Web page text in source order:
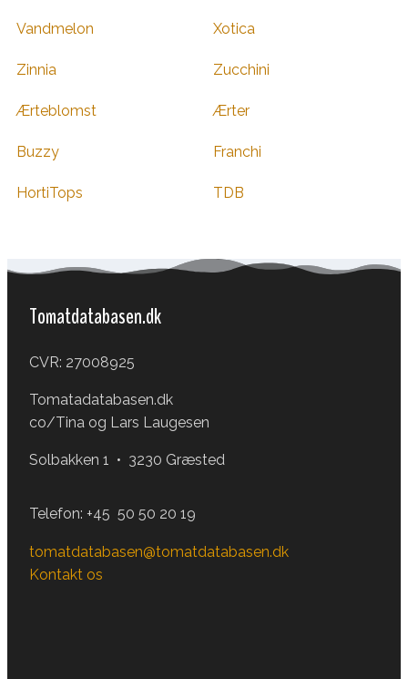
Vandmelon Xotica
Zinnia Zucchini
Ærteblomst Ærter
Buzzy Franchi
HortiTops TDB
Tomatdatabasen.dk
CVR: 27008925
Tomatadatabasen.dk
co/Tina og Lars Laugesen
Solbakken 1 • 3230 Græsted
Telefon: +45 50 50 20 19
tomatdatabasen@tomatdatabasen.dk
Kontakt os